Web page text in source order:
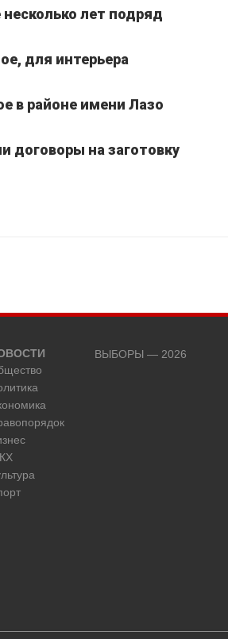
лет подряд
для интерьера
в районе имени Лазо
договоры на заготовку
ВЫБОРЫ — 2026